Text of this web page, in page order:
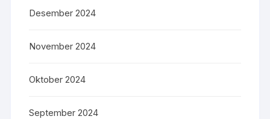
Desember 2024
November 2024
Oktober 2024
September 2024